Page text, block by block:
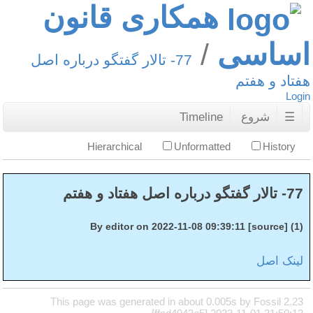
همکاری قانون
اساسی
77- تالار گفتگو درباره اصل
هفتاد و هفتم
Login
☰ شروع Timeline
Hierarchical Unformatted History
77- تالار گفتگو درباره اصل هفتاد و هفتم
(1) By editor on 2022-11-08 09:39:11 [source]
لینک اصل
This page was generated in about 0.005s by Fossil 2.23